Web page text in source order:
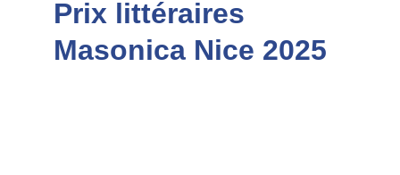
Prix littéraires
Masonica Nice 2025